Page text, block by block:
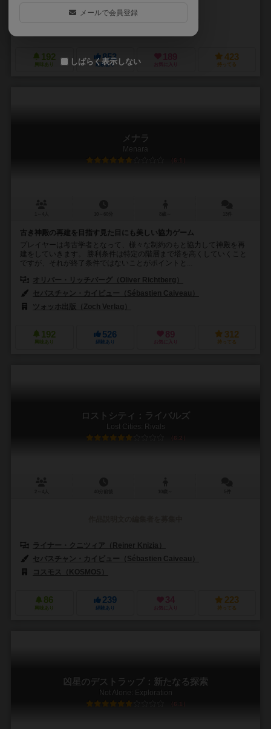
セバスチャン・カイビュー（Sébastien Caiveau）
ゲームファクトリーパブリ
192
興味あり
853
経験あり
189
お気に入り
423
持ってる
メナラ
Menara
6.1
古き神殿の再建を目指す見た目にも美しい協力ゲーム
プレイヤーは考古学者となって、様々な制約のもと協力して神殿を再
建をしていきます。 勝利条件は特定の階層まで塔を高くしていくこと
ですが、それが終了条件ではないことがポイントと...
オリバー・リッチバーグ（Oliver Richtberg）
セバスチャン・カイビュー（Sébastien Caiveau）
ツォッホ出版（Zoch Verlag）
192
興味あり
526
経験あり
89
お気に入り
312
持ってる
ロストシティ：ライバルズ
Lost Cities: Rivals
6.2
ライナー・クニツィア（Reiner Knizia）
セバスチャン・カイビュー（Sébastien Caiveau）
コスモス（KOSMOS）
86
興味あり
239
経験あり
34
お気に入り
223
持ってる
凶星のデストラップ：新たなる探索
Not Alone: Exploration
6.1
メールで会員登録
しばらく表示しない